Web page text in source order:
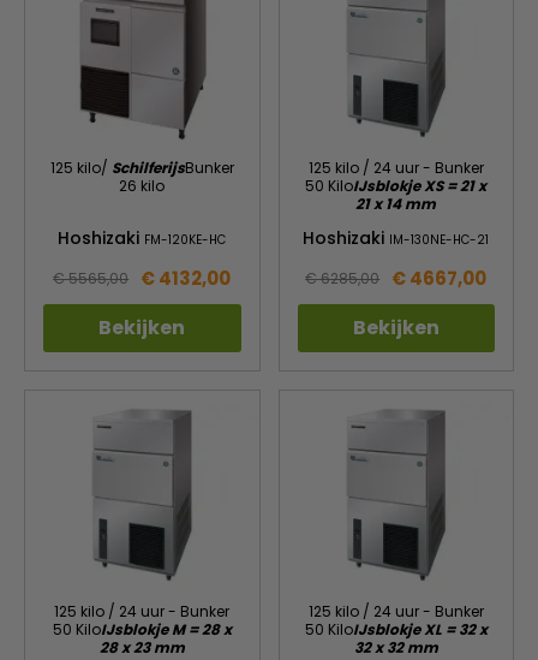
125 kilo/ SchilferijsBunker
26 kilo
Hoshizaki FM-120KE-HC
€ 5565,00 € 4132,00
Bekijken
125 kilo / 24 uur - Bunker
50 KiloIJsblokje XS = 21 x
21 x 14 mm
Hoshizaki IM-130NE-HC-21
€ 6285,00 € 4667,00
Bekijken
125 kilo / 24 uur - Bunker
50 KiloIJsblokje M = 28 x
28 x 23 mm
125 kilo / 24 uur - Bunker
50 KiloIJsblokje XL = 32 x
32 x 32 mm